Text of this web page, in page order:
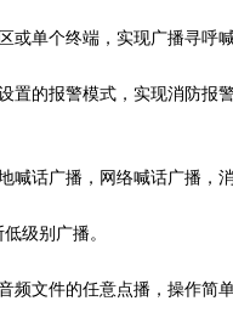
或单个终端，实现广播寻呼
置的报警模式，实现消防报
喊话广播，网络喊话广播，
级别广播。
频文件的任意点播，操作简